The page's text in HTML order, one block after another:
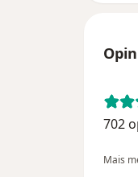
702
Mais